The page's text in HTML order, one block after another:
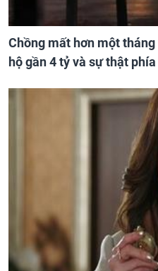
Chồng mất hơn một
hộ gần 4 tỷ và sự thật